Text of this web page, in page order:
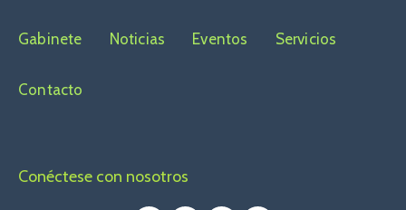
Gabinete Noticias Eventos Servicios
Contacto
Conéctese con nosotros